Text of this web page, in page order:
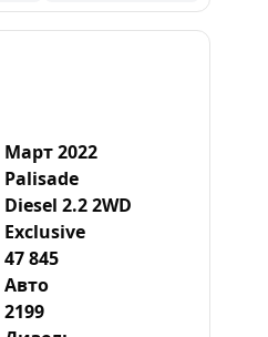
Март 2022
Palisade
Diesel 2.2 2WD
Exclusive
47 845
Авто
2199